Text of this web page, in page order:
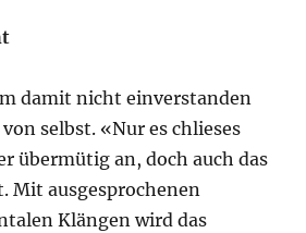
damit nicht einverstanden
selbst. «Nur es chlieses
übermütig an, doch auch das
Mit ausgesprochenen
Klängen wird das